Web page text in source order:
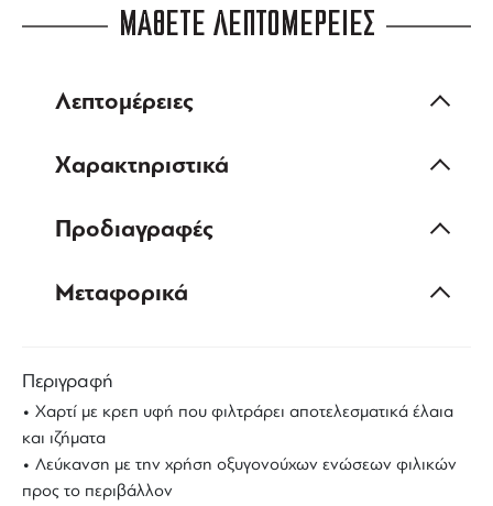
ΜΑΘΕΤΕ ΛΕΠΤΟΜΕΡΕΙΕΣ
Λεπτομέρειες
Χαρακτηριστικά
Προδιαγραφές
Μεταφορικά
Περιγραφή
• Χαρτί με κρεπ υφή που φιλτράρει αποτελεσματικά έλαια
και ιζήματα
• Λεύκανση με την χρήση οξυγονούχων ενώσεων φιλικών
προς το περιβάλλον